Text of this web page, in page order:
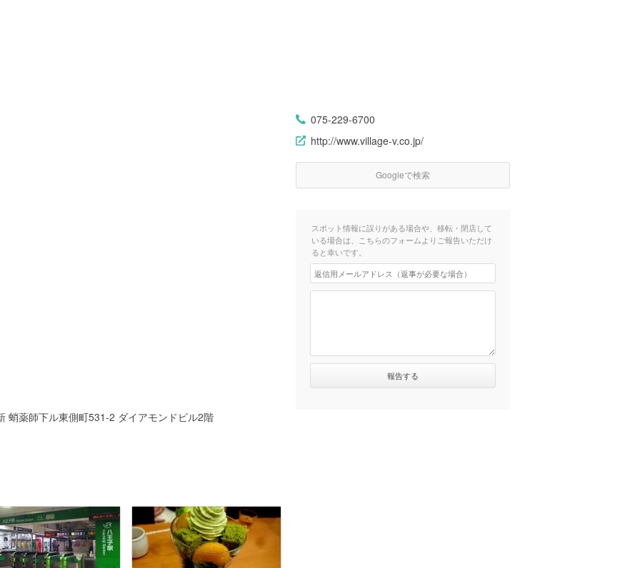
蛸薬師下ル東側町531-2 ダイアモンドビル2階
075-229-6700
http://www.village-v.co.jp/
Googleで検索
スポット情報に誤りがある場合や、移転・閉店して
いる場合は、こちらのフォームよりご報告いただけ
ると幸いです。